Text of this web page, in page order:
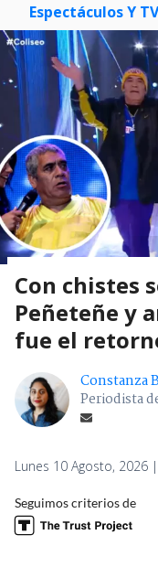
Espectáculos Y TV
Con chistes
Peñeteñe y
fue el
Constanza
Periodista
Lunes 10 Agosto, 2026
Seguimos criterios de